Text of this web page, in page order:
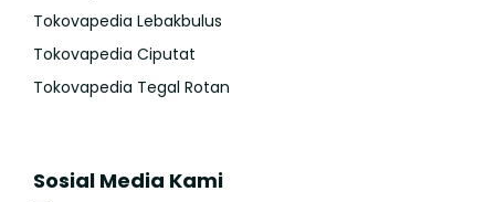
Tokovapedia Lebakbulus
Tokovapedia Ciputat
Tokovapedia Tegal Rotan
Sosial Media Kami